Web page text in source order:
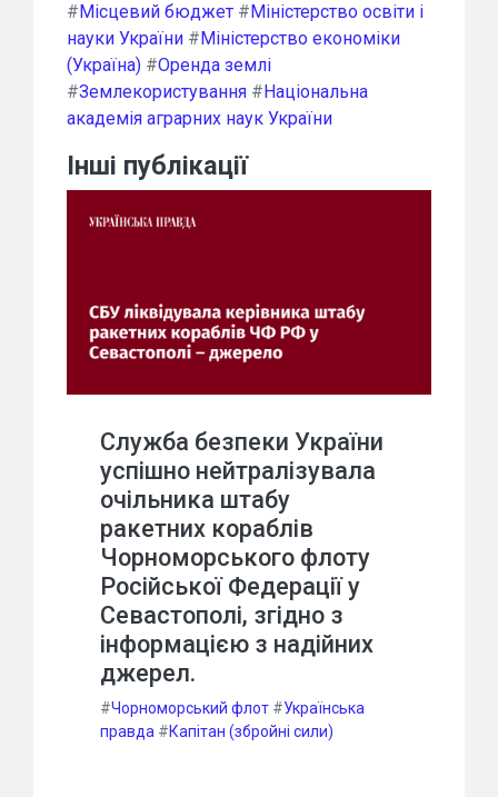
#Місцевий бюджет #Міністерство освіти і
науки України #Міністерство економіки
(Україна) #Оренда землі
#Землекористування #Національна
академія аграрних наук України
Інші публікації
Служба безпеки України
успішно нейтралізувала
очільника штабу
ракетних кораблів
Чорноморського флоту
Російської Федерації у
Севастополі, згідно з
інформацією з надійних
джерел.
#Чорноморський флот #Українська
правда #Капітан (збройні сили)